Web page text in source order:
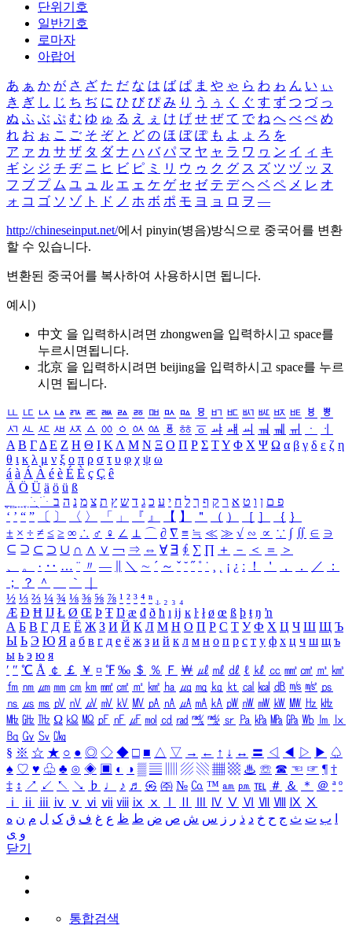
단위기호
일반기호
로마자
아랍어
あ ぁ か が さ ざ た だ な は ば ぱ ま や ゃ ら わ ゎ ん い ぃ
き ぎ し じ ち ぢ に ひ び ぴ み り う ぅ く ぐ す ず つ づ っ
ぬ ふ ぶ ぷ む ゆ ゅ る え ぇ け げ せ ぜ て で ね へ べ ぺ め
れ お ぉ こ ご そ ぞ と ど の ほ ぼ ぽ も よ ょ ろ を
ア ァ カ サ ザ タ ダ ナ ハ バ パ マ ヤ ャ ラ ワ ヮ ン イ ィ キ
ギ シ ジ チ ヂ ニ ヒ ビ ピ ミ リ ウ ゥ ク グ ス ズ ツ ヅ ッ ヌ
フ ブ プ ム ユ ュ ル エ ェ ケ ゲ セ ゼ テ デ ヘ ベ ペ メ レ オ
ォ コ ゴ ソ ゾ ト ド ノ ホ ボ ポ モ ヨ ョ ロ ヲ ―
http://chineseinput.net/에서 pinyin(병음)방식으로 중국어를 변환
할 수 있습니다.
변환된 중국어를 복사하여 사용하시면 됩니다.
예시)
中文 을 입력하시려면 zhongwen을 입력하시고 space를
누르시면됩니다.
北京 을 입력하시려면 beijing을 입력하시고 space를 누르
시면 됩니다.
ㅥ ㅦ ㅧ ㅨ ㅩ ㅪ ㅫ ㅬ ㅭ ㅮ ㅯ ㅰ ㅱ ㅲ ㅳ ㅴ ㅵ ㅶ ㅷ ㅸ
ㅹ
ㅺ ㅻ ㅼ ㅽ ㅾ ㅿ ㆀ ㆁ ㆂ ㆃ ㆄ ㆅ ㆆ ㆇ ㆈ ㆉ ㆊ ㆋ ㆌ ㆍ
ㆎ
Α Β ΓΔ Ε Ζ Η Θ Ι ΚΛ Μ Ν Ξ Ο Π Ρ Σ ΤΥ Φ Χ Ψ Ω α β γ δ ε ζ η
θ ι κ λ μ ν ξ ο π ρ σ τ υ φ χ ψ ω
á à Á À é è É È ç Ç ê
Ä Ö Ü ä ö ü ß
ִֶֹ ֻּ ׁׂ פ ם ן ו ט א ר ק ף ך ל ח י ע כ ג ד ש ץ ת צ מ נ ה ב
‘ ’ “ ” 〔 〕 〈 〉 「 」 『 』 【 】 ＂ （ ） ［ ］ ｛ ｝
± × ÷ ≠ ≤ ≥ ∞ ∴ ♂ ♀ ∠ ⊥ ⌒ ∂ ∇ ≡ ≒ ≪ ≫ √ ∽ ∝ ∵ ∫ ∬ ∈ ∋
⊆ ⊇ ⊂ ⊃ ∪ ∩ ∧ ∨ ￢ ⇒ ⇔ ∀ ∃ ∮ ∑ ∏ ＋ － ＜ ＝
＞
、
。 · ‥ … ¨ 〃 ― ＼ ∼ ´ ～ ˇ ˘ ˝ ˚ ˙ ¸ ¡ ¿ ː ！ ＇ ， ． ／
：
；
？ ＾ ｀
½ ⅓ ⅔ ¼ ¾ ⅛ ⅜ ⅝ ⅞ ¹ ² ³ ⁴ ⁿ ₁ ₂ ₃ ₄
Æ Ð Ħ Ĳ Ł Ø Œ Þ Ŧ Ŋ æ đ ð ħ ı ĳ ĸ ŀ ł ø œ ß þ ŧ ŋ ŉ
А Б В Г Д Е Ё Ж З И Й К Л М Н О П Р С Т У Ф Х Ц Ч Ш Щ Ъ
Ы Ь Э Ю Я а б в г д е ё ж з и й к л м н о п р с т у ф х ц ч ш щ ъ
ы ь э ю я
′ ″ ℃ Å ￠ ￡ ￥ ¤ ℉ ‰ ＄ ％ Ｆ ￦ ㎕ ㎖ ㎗ ℓ ㎘ ㏄ ㎣ ㎤ ㎥ ㎦
㎙ ㎚ ㎛ ㎜ ㎝ ㎞ ㎟ ㎠ ㎡ ㎢ ㏊ ㎍ ㎎ ㎏ ㏏ ㎈ ㎉ ㏈ ㎧ ㎨ ㎰
㎱ ㎲ ㎳ ㎴ ㎵ ㎶ ㎷ ㎸ ㎹ ㎀ ㎁ ㎂ ㎃ ㎄ ㎺ ㎻ ㎽ ㎾ ㎿ ㎐ ㎑
㎒ ㎓ ㎔ Ω ㏀ ㏁ ㎊ ㎋ ㎌ ㏖ ㏅ ㎭ ㎮ ㎯ ㏛ ㎩ ㎪ ㎫ ㎬ ㏝ ㏐
㏓
㏃ ㏉ ㏜ ㏆
§ ※ ☆ ★ ○ ● ◎ ◇ ◆ □ ■ △ ▽ → ← ↑ ↓ ↔ 〓 ◁ ◀ ▷ ▶ ♤
♠ ♡ ♥ ♧ ♣ ⊙ ◈ ▣ ◐ ◑ ▒ ▤ ▨ ▧ ▦ ▩ ♨ ☏ ☎ ☜ ☞ ¶ †
‡ ↕ ↗ ↙ ↖ ↘ ♭ ♩ ♪ ♬ ㉿ ㈜ № ㏇ ™ ㏂ ㏘ ℡ ＃ ＆ ＊ ＠ ª º
ⅰ
ⅱ ⅲ ⅳ ⅴ ⅵ ⅶ ⅷ ⅸ ⅹ Ⅳ Ⅴ Ⅵ Ⅶ Ⅷ Ⅸ Ⅹ
ب ت ث ج ح خ د ذ ر ز س ش ص ض ط ظ ع غ ف ق ک ل م ن ه
و ی
닫기
통합검색